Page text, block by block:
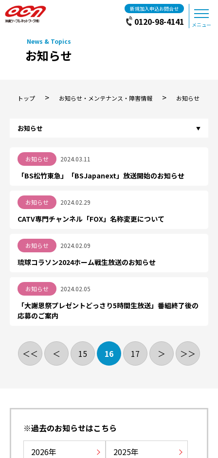
新規加入申込お問合せ
0120-98-4141 メニュー
お知らせ
トップ > お知らせ・メンテナンス・障害情報 > お知らせ
お知らせ 2024.03.11
「BS松竹東急」「BSJapanext」放送開始のお知らせ
お知らせ 2024.02.29
CATV専門チャンネル「FOX」名称変更について
お知らせ 2024.02.09
琉球コラソン2024ホーム戦生放送のお知らせ
お知らせ 2024.02.05
「大謝恩祭プレゼントどっさり5時間生放送」番組終了後の
応募のご案内
＜＜ ＜ 15 16 17 ＞ ＞＞
※過去のお知らせはこちら
2026
2025